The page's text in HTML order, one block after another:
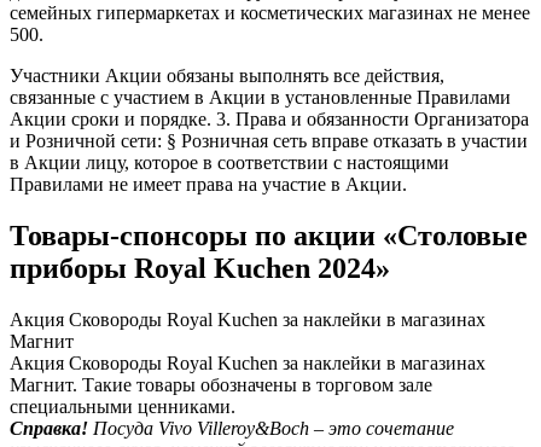
семейных гипермаркетах и косметических магазинах не менее
500.
Участники Акции обязаны выполнять все действия,
связанные с участием в Акции в установленные Правилами
Акции сроки и порядке. 3. Права и обязанности Организатора
и Розничной сети: § Розничная сеть вправе отказать в участии
в Акции лицу, которое в соответствии с настоящими
Правилами не имеет права на участие в Акции.
Товары-спонсоры по акции «Столовые
приборы Royal Kuchen 2024»
Акция Сковороды Royal Kuchen за наклейки в магазинах
Магнит
Акция Сковороды Royal Kuchen за наклейки в магазинах
Магнит. Такие товары обозначены в торговом зале
специальными ценниками.
Справка! Посуда Vivo Villeroy&Boch – это сочетание